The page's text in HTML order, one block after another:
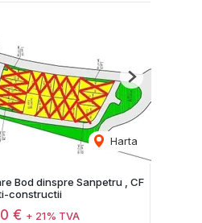
Harta
Next
Bod dinspre Sanpetru , CF
constructii
€ + 21% TVA